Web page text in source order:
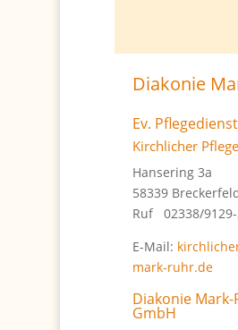
Diakonie
Ev.
Kirchlicher
Hansering 3a
58339
Ruf 02338/
E-Mail:
mark-ruhr.de
Diakonie
GmbH